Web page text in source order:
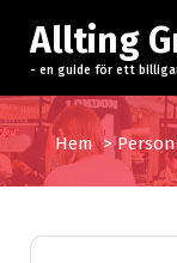
p
a
t
i
Allting
- en guide för ett
Hem>